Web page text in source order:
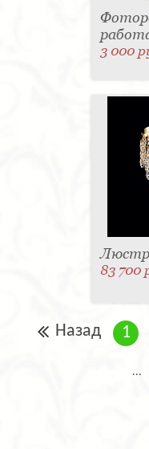
3 000
83 700
Назад 1
...